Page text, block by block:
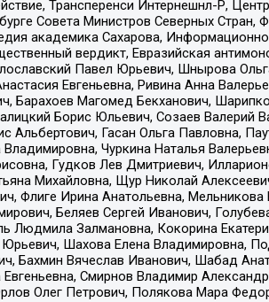
Трансперенси Интернешнл-Р,
Совета Министров Северных Стран,
академика Сахарова,
вердикт, Евразийская
Павел Юрьевич, Шнырова
Евгеньевна, Ривина Анна
Барахоев Магомед Бекханович,
Борис Юльевич, Созаев Валерий
Альбертович, Гасан Ольга Павловна,
Чуркина Наталья
Гудков Лев Дмитриевич,
Михайловна, Щур Николай
Флиге Ирина Анатольевна, Мельникова
Беляев Сергей Иванович,
Людмила Залмановна, Кокорина
Шахова Елена Владимировна,
Бахмин Вячеслав Иванович, Шабад
Смирнов Владимир
Олег Петрович, Полякова Мара